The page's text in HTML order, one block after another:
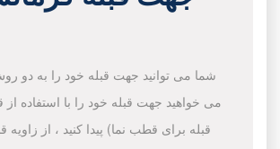
شما می توانید جهت قبله خود را به دو روش
می خواهید جهت قبله خود را با استفاده
قبله برای قطب نما) پیدا کنید ، از زاویه